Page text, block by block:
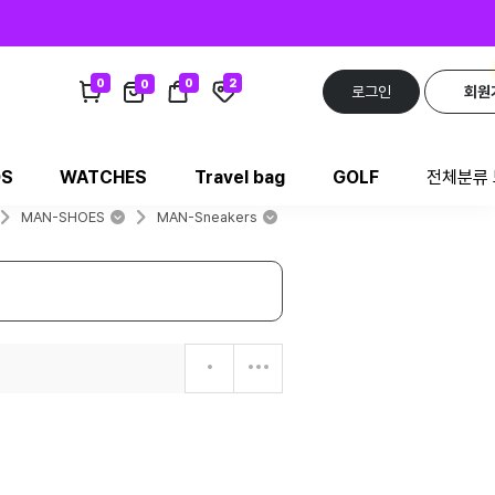
0 0 0 2
로그인 회원
WATCHES Travel bag GOLF 전체분류
MAN-SHOES MAN-Sneakers